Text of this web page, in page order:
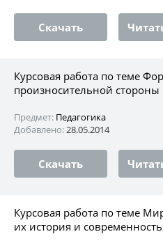
Скачать
Курсовая работа по теме
произносительной стороны
Предмет: Педагогика
Добавлено:28.05.2014
Скачать
Курсовая работа по теме
их история и современность